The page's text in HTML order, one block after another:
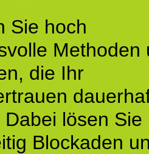
Sie hoch
Methoden
die Ihr
lösen Sie
Blockaden